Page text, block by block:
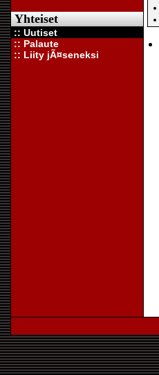
Yhteiset
:: Uutiset
:: Palaute
:: Liity jÃ¤seneksi